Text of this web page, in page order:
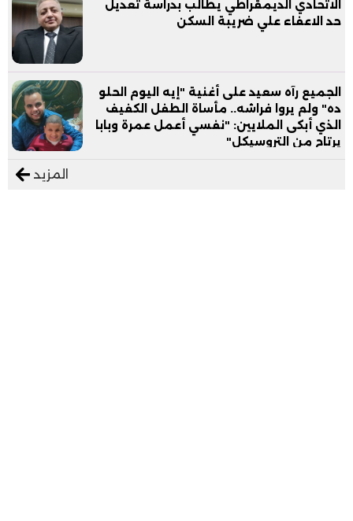
الاتحادي الديمقراطي يطالب بدراسة تعديل
حد الاعفاء علي ضريبة السكن
الجميع رآه سعيد على أغنية "إيه اليوم الحلو
ده" ولم يروا فراشه.. مأساة الطفل الكفيف
الذي أبكى الملايين: "نفسي أعمل عمرة وبابا
يرتاح من التروسيكل"
المزيد